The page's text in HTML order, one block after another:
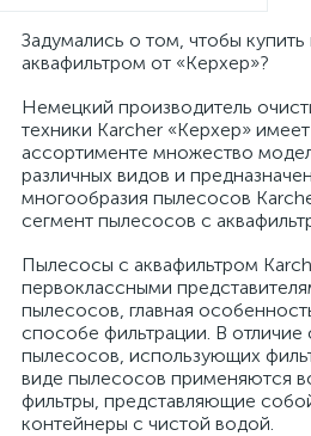
Задумались о том, чтобы
аквафильтром от «Керхер»?
Немецкий производитель
техники Karcher «Керхер»
ассортименте множество
различных видов и
многообразия пылесосов
сегмент пылесосов с
Пылесосы с аквафильтром
первоклассными
пылесосов, главная
способе фильтрации. В отличие
пылесосов, использующих
виде пылесосов применяются
фильтры, представляющие
контейнеры с чистой водой.